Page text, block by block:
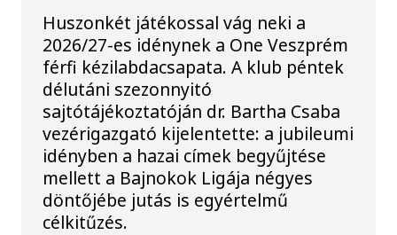
Huszonkét játékossal vág neki a
2026/27-es idénynek a One Veszprém
férfi kézilabdacsapata. A klub péntek
délutáni szezonnyitó
sajtótájékoztatóján dr. Bartha Csaba
vezérigazgató kijelentette: a jubileumi
idényben a hazai címek begyűjtése
mellett a Bajnokok Ligája négyes
döntőjébe jutás is egyértelmű
célkitűzés.